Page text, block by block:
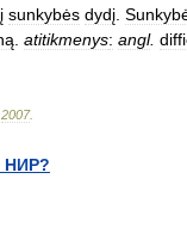
į sunkybės dydį
atitikmenys: angl.
2007.
НИР?